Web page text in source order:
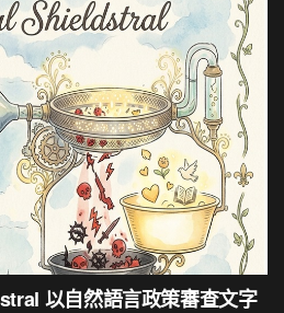
以自然語言政策審查文字